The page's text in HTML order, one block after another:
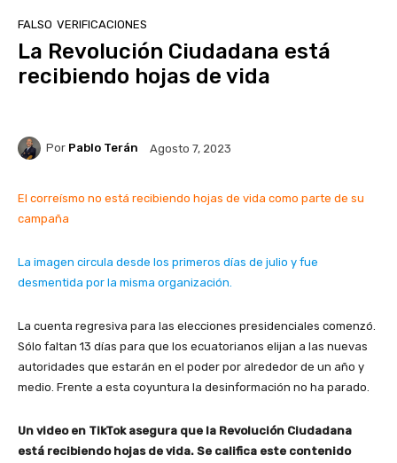
FALSO VERIFICACIONES
La Revolución Ciudadana está
recibiendo hojas de vida
Por Pablo Terán Agosto 7, 2023
El correísmo no está recibiendo hojas de vida como parte de su
campaña
La imagen circula desde los primeros días de julio y fue
desmentida por la misma organización.
La cuenta regresiva para las elecciones presidenciales comenzó.
Sólo faltan 13 días para que los ecuatorianos elijan a las nuevas
autoridades que estarán en el poder por alrededor de un año y
medio. Frente a esta coyuntura la desinformación no ha parado.
Un video en TikTok asegura que la Revolución Ciudadana
está recibiendo hojas de vida. Se califica este contenido